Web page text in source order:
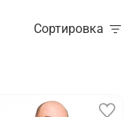
Сортировка